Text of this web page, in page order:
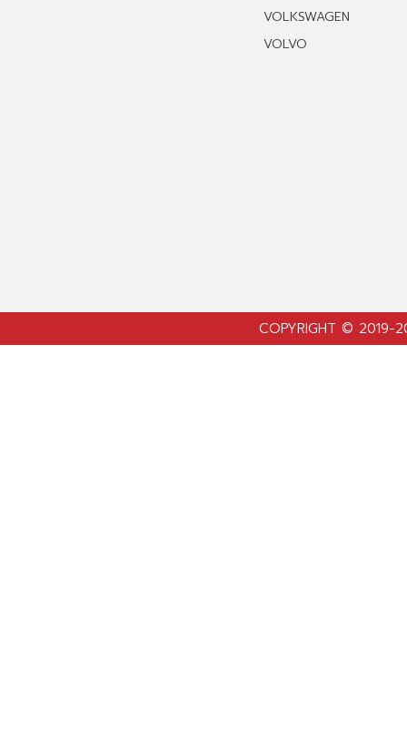
VOLKSWAGEN
VOLVO
COPYRIGHT © 2019-